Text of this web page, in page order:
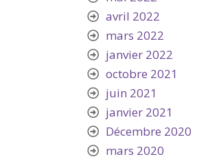
avril 2022
mars 2022
janvier 2022
octobre 2021
juin 2021
janvier 2021
Décembre 2020
mars 2020